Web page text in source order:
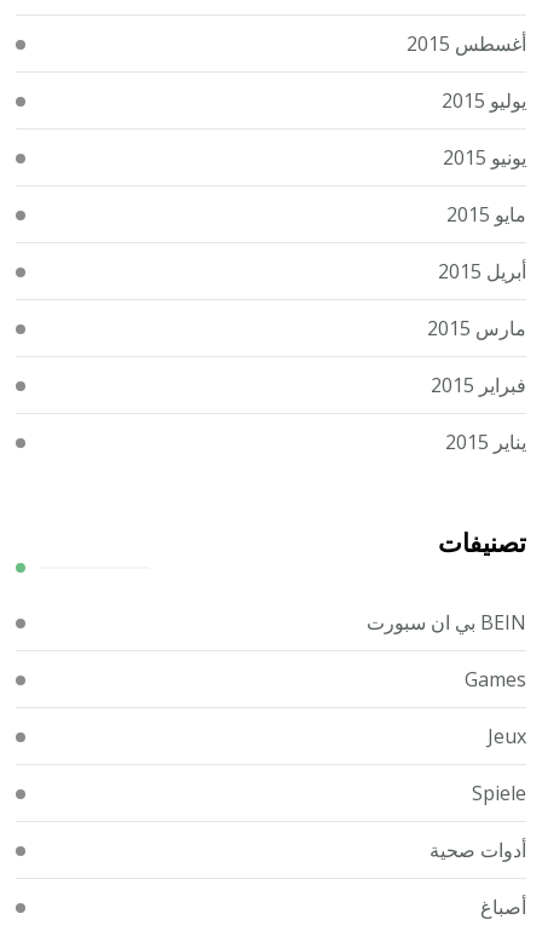
أغسطس 2015
يوليو 2015
يونيو 2015
مايو 2015
أبريل 2015
مارس 2015
فبراير 2015
يناير 2015
تصنيفات
BEIN بي ان سبورت
Games
Jeux
Spiele
أدوات صحية
أصباغ